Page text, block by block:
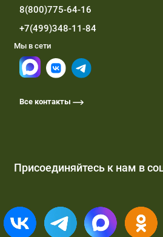
8(800)775-64-16
+7(499)348-11-84
Мы в сети
Все контакты
Присоединяйтесь к нам в